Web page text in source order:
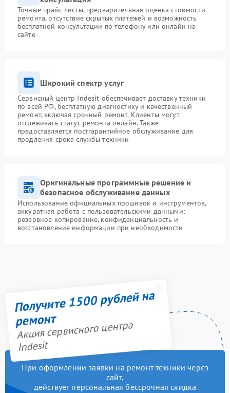
Точные прайс-листы, предварительная оценка стоимости
ремонта, отсутствие скрытых платежей и возможность
бесплатной консультации по телефону или онлайн на
сайте
Широкий спектр услуг
Сервисный центр Indesit обеспечивает доставку техники
по всей РФ, бесплатную диагностику и качественный
ремонт, включая срочный ремонт. Клиенты могут
отслеживать статус ремонта онлайн. Также
предоставляется постгарантийное обслуживание для
продления срока службы техники
Оригинальные программные решение и
безопасное обслуживание данных
Использование официальных прошивок и инструментов,
аккуратная работа с пользовательскими данными:
резервное копирование, конфиденциальность и
восстановление информации при необходимости
Получите 1500 рублей на
ремонт
Акция сервисного центра
Indesit
При оформлении заявки на ремонт техники через
сайт,
действует персональная бессрочная скидка